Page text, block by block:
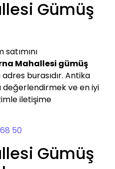
Gümüş
satımını
Mahallesi gümüş
burasıdır. Antika
değerlendirmek ve en iyi
iletişime
50
Gümüş